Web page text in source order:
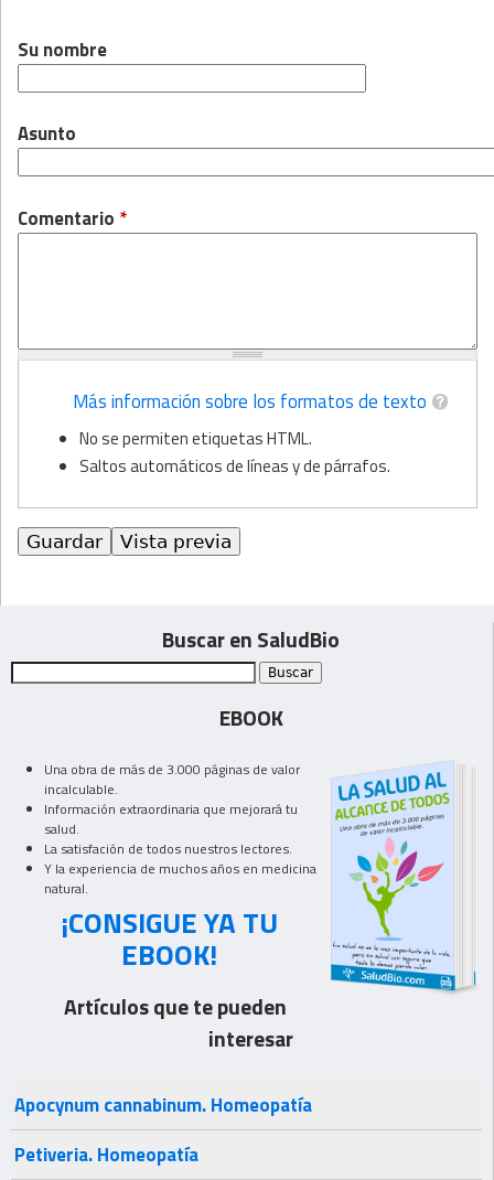
Su nombre
Asunto
Comentario *
Más información sobre los formatos de texto
No se permiten etiquetas HTML.
Saltos automáticos de líneas y de párrafos.
Buscar en SaludBio
EBOOK
Una obra de más de 3.000 páginas de valor
incalculable.
Información extraordinaria que mejorará tu
salud.
La satisfación de todos nuestros lectores.
Y la experiencia de muchos años en medicina
natural.
¡CONSIGUE YA TU
EBOOK!
Artículos que te pueden
interesar
Apocynum cannabinum. Homeopatía
Petiveria. Homeopatía